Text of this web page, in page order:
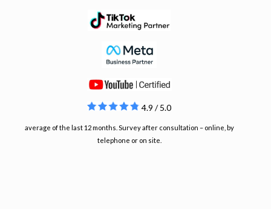
4.9 / 5.0
average of the last 12 months. Survey after consultation – online, by
telephone or on site.